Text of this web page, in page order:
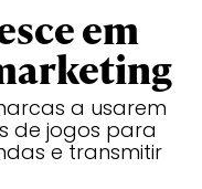
em
a usarem
de jogos para
e transmitir